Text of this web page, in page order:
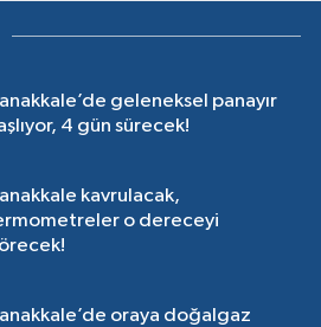
geleneksel panayır
4 gün sürecek!
kavrulacak,
o dereceyi
oraya doğalgaz